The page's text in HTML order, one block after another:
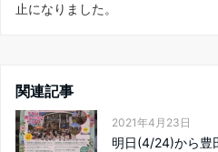
止になりました。
関連記事
2021年4月23日
明日(4/24)から豊